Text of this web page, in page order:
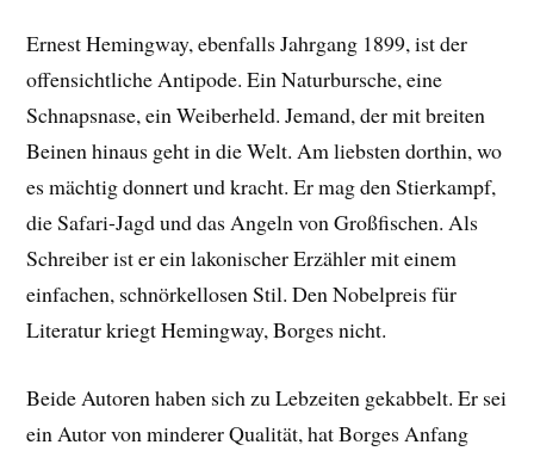
Ernest Hemingway, ebenfalls Jahrgang 1899, ist der
offensichtliche Antipode. Ein Naturbursche, eine
Schnapsnase, ein Weiberheld. Jemand, der mit breiten
Beinen hinaus geht in die Welt. Am liebsten dorthin, wo
es mächtig donnert und kracht. Er mag den Stierkampf,
die Safari-Jagd und das Angeln von Großfischen. Als
Schreiber ist er ein lakonischer Erzähler mit einem
einfachen, schnörkellosen Stil. Den Nobelpreis für
Literatur kriegt Hemingway, Borges nicht.
Beide Autoren haben sich zu Lebzeiten gekabbelt. Er sei
ein Autor von minderer Qualität, hat Borges Anfang